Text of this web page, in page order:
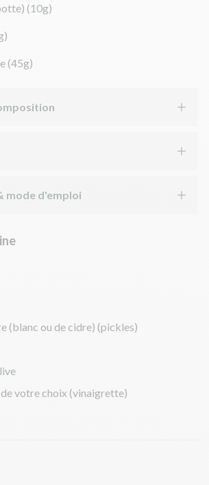
(10g)
(45g)
mode d'emploi
(blanc ou de cidre) (pickles)
de votre choix (vinaigrette)